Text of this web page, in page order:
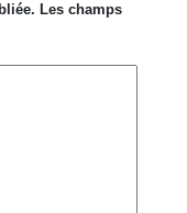
Les champs